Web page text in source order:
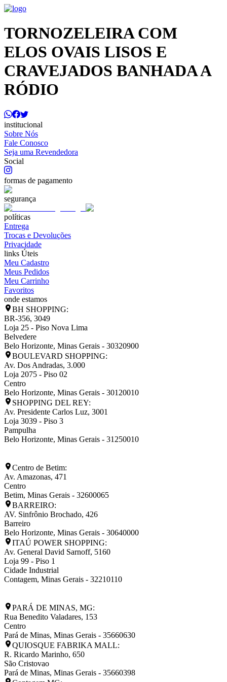
TORNOZELEIRA COM
ELOS OVAIS LISOS E
CRAVEJADOS BANHADA A
RÓDIO
institucional
Sobre Nós
Fale Conosco
Seja uma Revendedora
Social
formas de pagamento
segurança
políticas
Entrega
Trocas e Devoluções
Privacidade
links Úteis
Meu Cadastro
Meus Pedidos
Meu Carrinho
Favoritos
onde estamos
BH SHOPPING:
BR-356, 3049
Loja 25 - Piso Nova Lima
Belvedere
Belo Horizonte, Minas Gerais - 30320900
BOULEVARD SHOPPING:
Av. Dos Andradas, 3.000
Loja 2075 - Piso 02
Centro
Belo Horizonte, Minas Gerais - 30120010
SHOPPING DEL REY:
Av. Presidente Carlos Luz, 3001
Loja 3039 - Piso 3
Pampulha
Belo Horizonte, Minas Gerais - 31250010
Centro de Betim:
Av. Amazonas, 471
Centro
Betim, Minas Gerais - 32600065
BARREIRO:
AV. Sinfrônio Brochado, 426
Barreiro
Belo Horizonte, Minas Gerais - 30640000
ITAÚ POWER SHOPPING:
Av. General David Sarnoff, 5160
Loja 99 - Piso 1
Cidade Industrial
Contagem, Minas Gerais - 32210110
PARÁ DE MINAS, MG:
Rua Benedito Valadares, 153
Centro
Pará de Minas, Minas Gerais - 35660630
QUIOSQUE FABRIKA MALL:
R. Ricardo Marinho, 650
São Cristovao
Pará de Minas, Minas Gerais - 35660398